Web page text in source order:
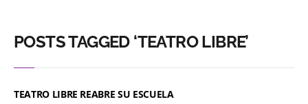
POSTS TAGGED ‘TEATRO LIBRE’
TEATRO LIBRE REABRE SU ESCUELA